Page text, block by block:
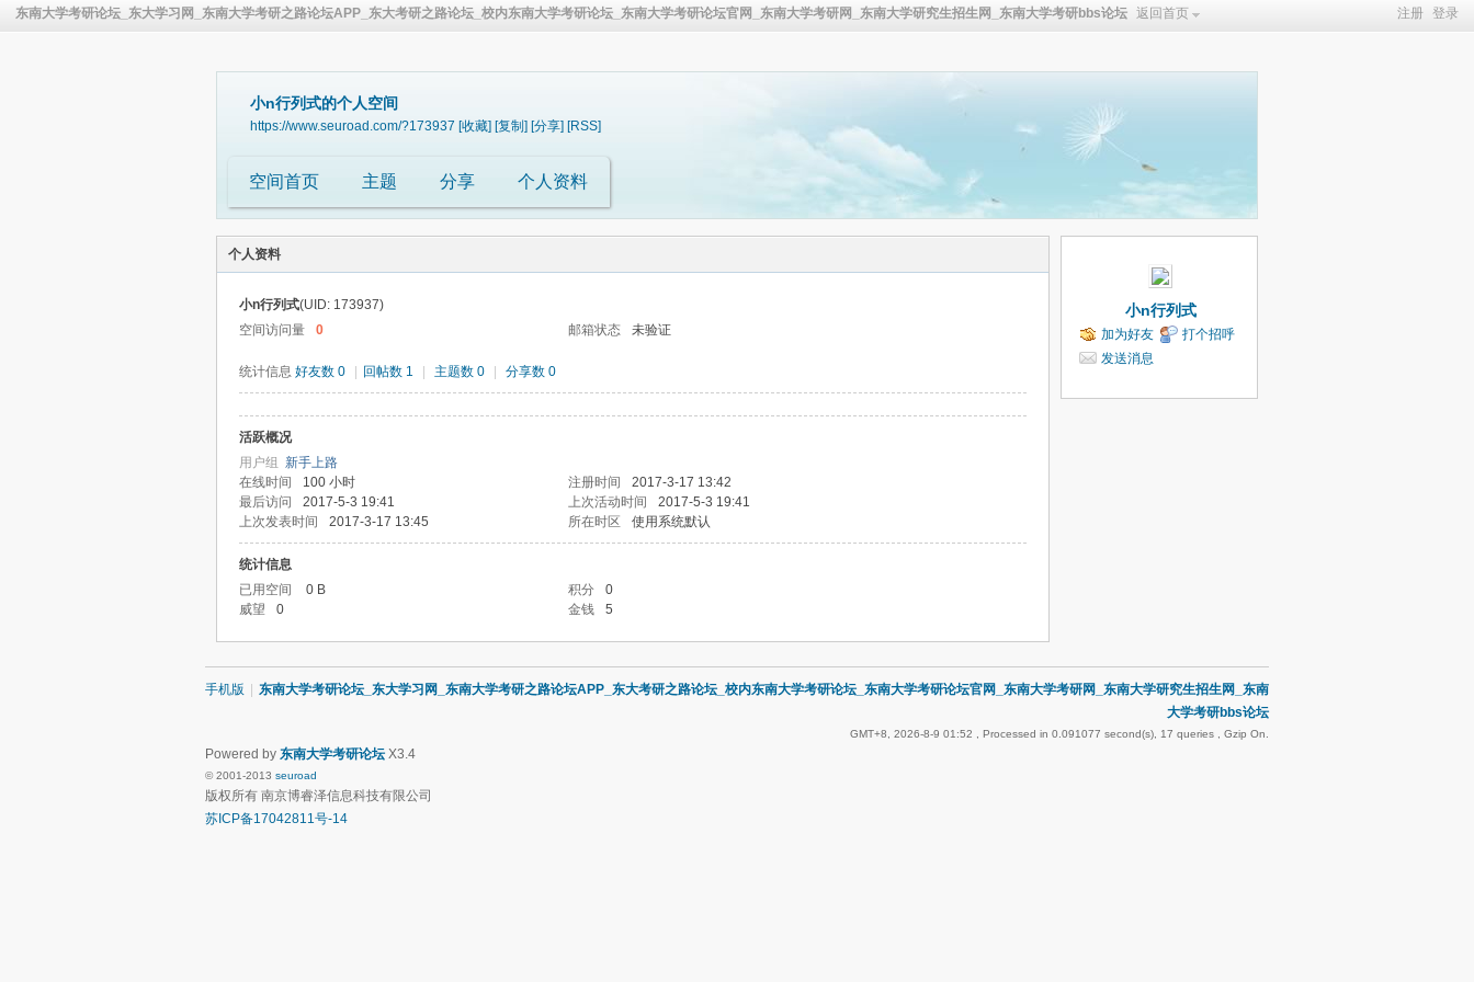
注册 登录
东南大学考研论坛_东大学习网_东南大学考研之路论坛APP_东大考研之路论坛_校内东南大学考研论坛_东南大学考研论坛官网_东南大学考研网_东南大学研究生招生网_东南大学考研bbs论坛 返回首页
小n行列式的个人空间
https://www.seuroad.com/?173937 [收藏] [复制] [分享] [RSS]
空间首页 主题 分享 个人资料
个人资料
小n行列式(UID: 173937)
空间访问量
0 邮箱状态 未验证
统计信息 好友数 0 回帖数 1 主题数 0 分享数 0
活跃概况
用户组 新手上路
在线时间
100 小时 注册时间
2017-3-17 13:42
最后访问
2017-5-3 19:41 上次活动时间
2017-5-3 19:41
上次发表时间
2017-3-17 13:45 所在时区 使用系统默认
统计信息
已用空间
0 B 积分
0
威望
0 金钱 5
小n行列式
加为好友
打个招呼
发送消息
手机版
东南大学考研论坛_东大学习网_东南大学考研之路论坛APP_东大考研之路论坛_校内东南大学考研论坛_东南大学考研论坛官网_东南大学考研网_东南大学研究生招生网_东南
大学考研bbs论坛
GMT+8, 2026-8-9 01:52 , Processed in 0.091077 second(s), 17 queries , Gzip On.
Powered by 东南大学考研论坛 X3.4
© 2001-2013 seuroad
版权所有 南京博睿泽信息科技有限公司
苏ICP备17042811号-14